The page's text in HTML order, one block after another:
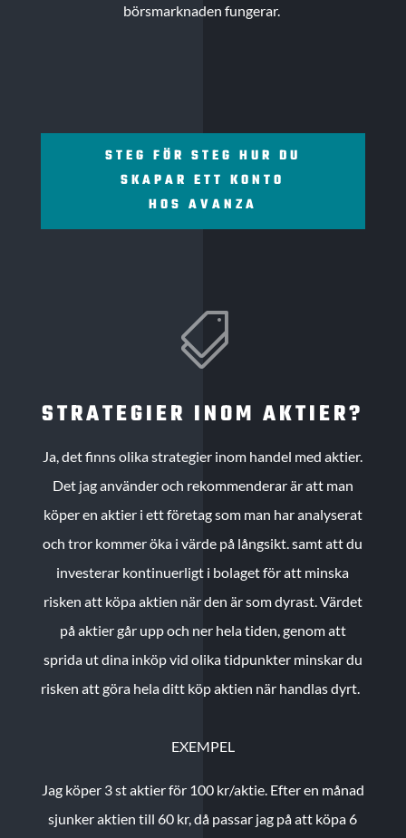
börsmarknaden fungerar.
STEG FÖR STEG HUR DU
SKAPAR ETT KONTO
HOS AVANZA

STRATEGIER INOM AKTIER?
Ja, det finns olika strategier inom handel med aktier.
Det jag använder och rekommenderar är att man
köper en aktier i ett företag som man har analyserat
och tror kommer öka i värde på långsikt. samt att du
investerar kontinuerligt i bolaget för att minska
risken att köpa aktien när den är som dyrast. Värdet
på aktier går upp och ner hela tiden, genom att
sprida ut dina inköp vid olika tidpunkter minskar du
risken att göra hela ditt köp aktien när handlas dyrt.
EXEMPEL
Jag köper 3 st aktier för 100 kr/aktie. Efter en månad
sjunker aktien till 60 kr, då passar jag på att köpa 6